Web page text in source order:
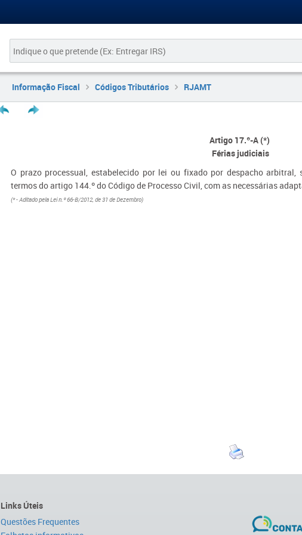
Informação Fiscal Códigos Tributários RJAMT
Artigo 17.º-A (*)
Férias judiciais
O prazo processual, estabelecido por lei ou fixado por despacho arbitral,
termos do artigo 144.º do Código de Processo Civil, com as necessárias
(* - Aditado pela Lei n.º 66-B/2012, de 31 de Dezembro)
Links Úteis
Questões Frequentes